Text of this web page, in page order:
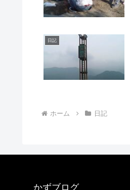
日記
ホーム 日記
かずブログ